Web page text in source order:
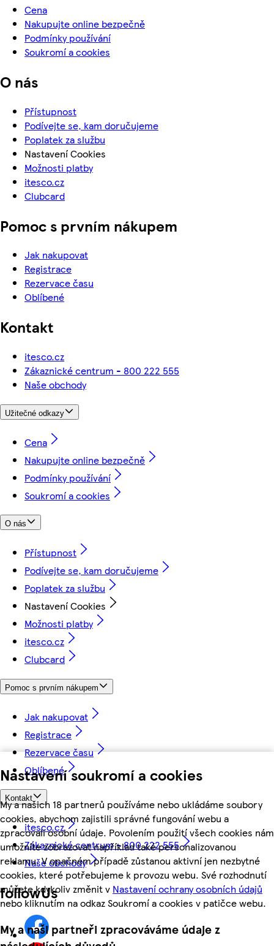
Nastavení soukromí a cookies
My a našich 18 partnerů používáme nebo ukládáme soubory
cookies, abychom zajistili správné fungování webu a
zpracovali osobní údaje. Povolením použití všech cookies nám
umožníte zobrazovat například také personalizovanou
reklamu. V opačném případě zůstanou aktivní jen nezbytné
cookies, které potřebujeme k provozu webu. Své rozhodnutí
můžete kdykoliv změnit v Nastavení ochrany osobních údajů
nebo kliknutím na odkaz Soukromí a cookies v patičce webu.
My a naši partneři zpracováváme údaje z
Cena
Nakupujte online bezpečně
Podmínky používání
Soukromí a cookies
O nás
Přístupnost
Podívejte se, kam doručujeme
Poplatek za službu
Nastavení Cookies
Možnosti platby
itesco.cz
Clubcard
Pomoc s prvním nákupem
Jak nakupovat
Registrace
Rezervace času
Oblíbené
Kontakt
itesco.cz
Zákaznické centrum - 800 222 555
Naše obchody
Užitečné odkazy
Cena
Nakupujte online bezpečně
Podmínky používání
Soukromí a cookies
O nás
Přístupnost
Podívejte se, kam doručujeme
Poplatek za službu
Nastavení Cookies
Možnosti platby
itesco.cz
Clubcard
Pomoc s prvním nákupem
Jak nakupovat
Registrace
Rezervace času
Oblíbené
Kontakt
itesco.cz
Zákaznické centrum - 800 222 555
Naše obchody
followUs